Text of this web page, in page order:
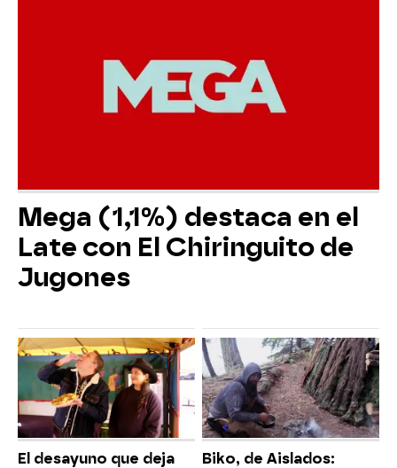
Mega (1,1%) destaca en el
Late con El Chiringuito de
Jugones
El desayuno que deja
Biko, de Aislados: